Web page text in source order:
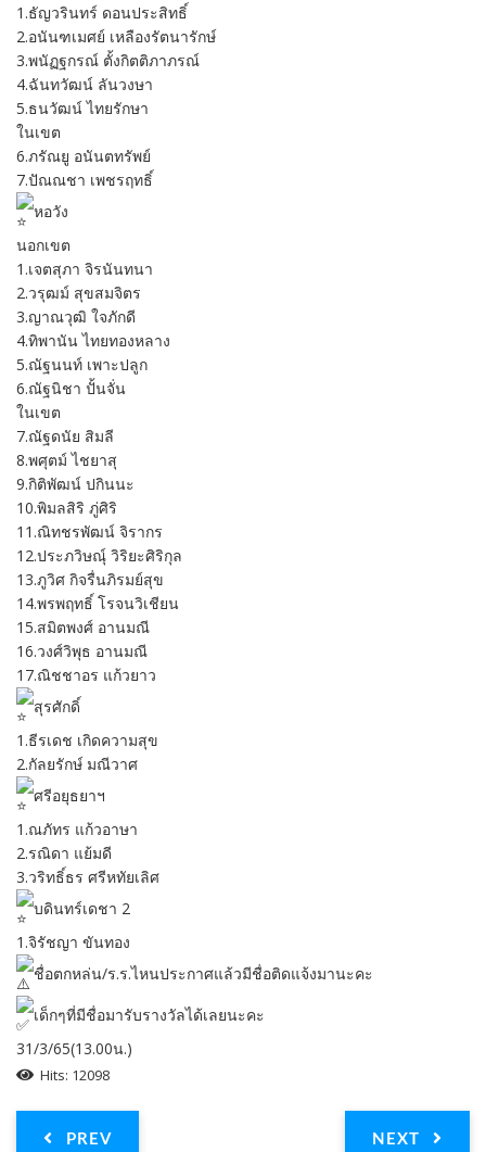
1.ธัญวรินทร์ ดอนประสิทธิ์
2.อนันฑเมศย์ เหลืองรัตนารักษ์
3.พนัฏฐกรณ์ ตั้งกิตติภาภรณ์
4.ฉันทวัฒน์ ลันวงษา
5.ธนวัฒน์ ไทยรักษา
ในเขต
6.ภรัณยู อนันตทรัพย์
7.ปัณณชา เพชรฤทธิ์
หอวัง
นอกเขต
1.เจตสุภา จิรนันทนา
2.วรุฒม์ สุขสมจิตร
3.ญาณวุฒิ ใจภักดี
4.ทิพานัน ไทยทองหลาง
5.ณัฐนนท์ เพาะปลูก
6.ณัฐนิชา ปั้นจั่น
ในเขต
7.ณัฐดนัย สิมลี
8.พศุตม์ ไชยาสุ
9.กิติพัฒน์ ปกินนะ
10.พิมลสิริ ภู่ศิริ
11.ณิทชรพัฒน์ จิรากร
12.ประภวิษณุ์ วิริยะศิริกุล
13.ภูวิศ กิจรื่นภิรมย์สุข
14.พรพฤทธิ์ โรจนวิเชียน
15.สมิตพงศ์ อานมณี
16.วงศ์วิพุธ อานมณี
17.ณิชชาอร แก้วยาว
สุรศักดิ์
1.ธีรเดช เกิดความสุข
2.กัลยรักษ์ มณีวาศ
ศรีอยุธยาฯ
1.ณภัทร แก้วอาษา
2.รณิดา แย้มดี
3.วริทธิ์ธร ศรีหทัยเลิศ
บดินทร์เดชา 2
1.จิรัชญา ขันทอง
ชื่อตกหล่น/ร.ร.ไหนประกาศแล้วมีชื่อติดแจ้งมานะคะ
เด็กๆที่มีชื่อมารับรางวัลได้เลยนะคะ
31/3/65(13.00น.)
Hits: 12098
PREV NEXT